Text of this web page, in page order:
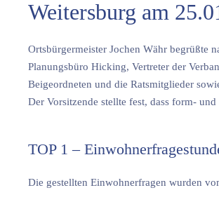
Weitersburg am
Ortsbürgermeister Jochen Währ begrüßte
Planungsbüro Hicking, Vertreter der
Beigeordneten und die Ratsmitglieder
Der Vorsitzende stellte fest, dass form-
TOP 1 –
Die gestellten Einwohnerfragen wurden